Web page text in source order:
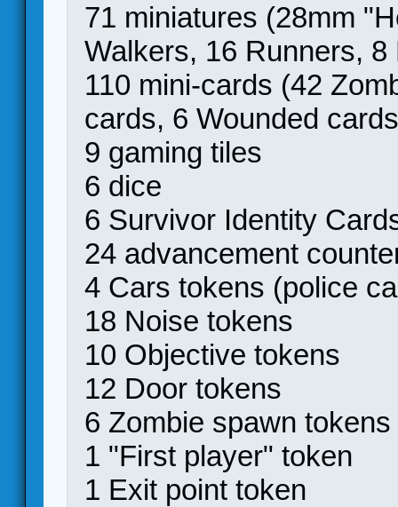
71 miniatures (28mm
Walkers, 16 Runners,
110 mini-cards (42
cards, 6 Wounded
9 gaming tiles
6 dice
6 Survivor Identity
24 advancement
4 Cars tokens (police
18 Noise tokens
10 Objective tokens
12 Door tokens
6 Zombie spawn tokens
1 "First player" token
1 Exit point token